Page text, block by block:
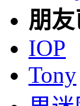
朋
IOP
Tony